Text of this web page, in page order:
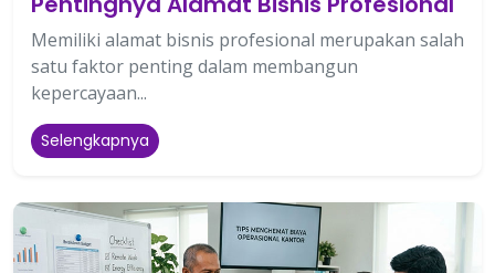
Memiliki alamat bisnis profesional merupakan salah
satu faktor penting dalam membangun
kepercayaan...
Selengkapnya